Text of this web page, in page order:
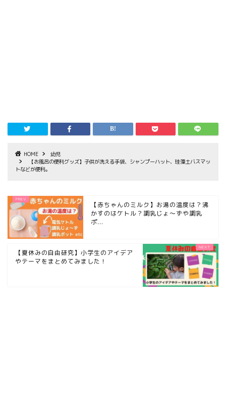
HOME
幼児
【お風呂の便利グッズ】子供が洗える手袋、シャンプーハット、珪藻土バスマッ
トなどが便利。
【赤ちゃんのミルク】お湯の温度は？沸
かすのはケトル？調乳じょ〜ずや調乳
ポ...
【夏休みの自由研究】小学生のアイデア
やテーマをまとめてみました！